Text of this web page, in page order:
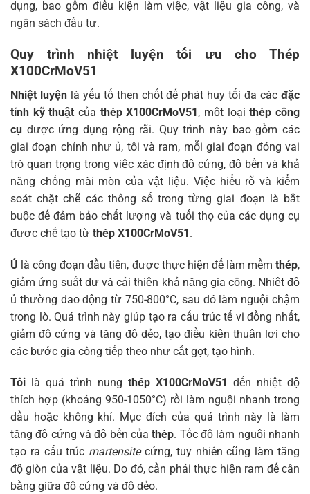
dụng, bao gồm điều kiện làm việc, vật liệu gia công, và
ngân sách đầu tư.
Quy trình nhiệt luyện tối ưu cho Thép
X100CrMoV51
Nhiệt luyệnlà yếu tố then chốt để phát huy tối đa cácđặc
tính kỹ thuật của thép X100CrMoV51, một loạithép công
cụ được ứng dụng rộng rãi. Quy trình này bao gồm các
giai đoạn chính như ủ, tôi và ram, mỗi giai đoạn đóng vai
trò quan trọng trong việc xác định độ cứng, độ bền và khả
năng chống mài mòn của vật liệu. Việc hiểu rõ và kiểm
soát chặt chẽ các thông số trong từng giai đoạn là bắt
buộc để đảm bảo chất lượng và tuổi thọ của các dụng cụ
được chế tạo từ thép X100CrMoV51.
Ủ là công đoạn đầu tiên, được thực hiện để làm mềm thép,
giảm ứng suất dư và cải thiện khả năng gia công. Nhiệt độ
ủ thường dao động từ 750-800°C, sau đó làm nguội chậm
trong lò. Quá trình này giúp tạo ra cấu trúc tế vi đồng nhất,
giảm độ cứng và tăng độ dẻo, tạo điều kiện thuận lợi cho
các bước gia công tiếp theo như cắt gọt, tạo hình.
Tôi là quá trình nung thép X100CrMoV51 đến nhiệt độ
thích hợp (khoảng 950-1050°C) rồi làm nguội nhanh trong
dầu hoặc không khí. Mục đích của quá trình này là làm
tăng độ cứng và độ bền củathép. Tốc độ làm nguội nhanh
tạo ra cấu trúc martensitecứng, tuy nhiên cũng làm tăng
độ giòn của vật liệu. Do đó, cần phải thực hiện ram để cân
bằng giữa độ cứng và độ dẻo.